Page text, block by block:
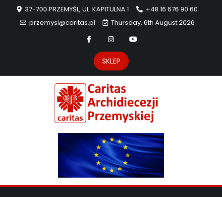
37-700 PRZEMYŚL, UL. KAPITULNA 1
+48 16 676 90 60
przemysl@caritas.pl
Thursday, 6th August 2026
SKLEP